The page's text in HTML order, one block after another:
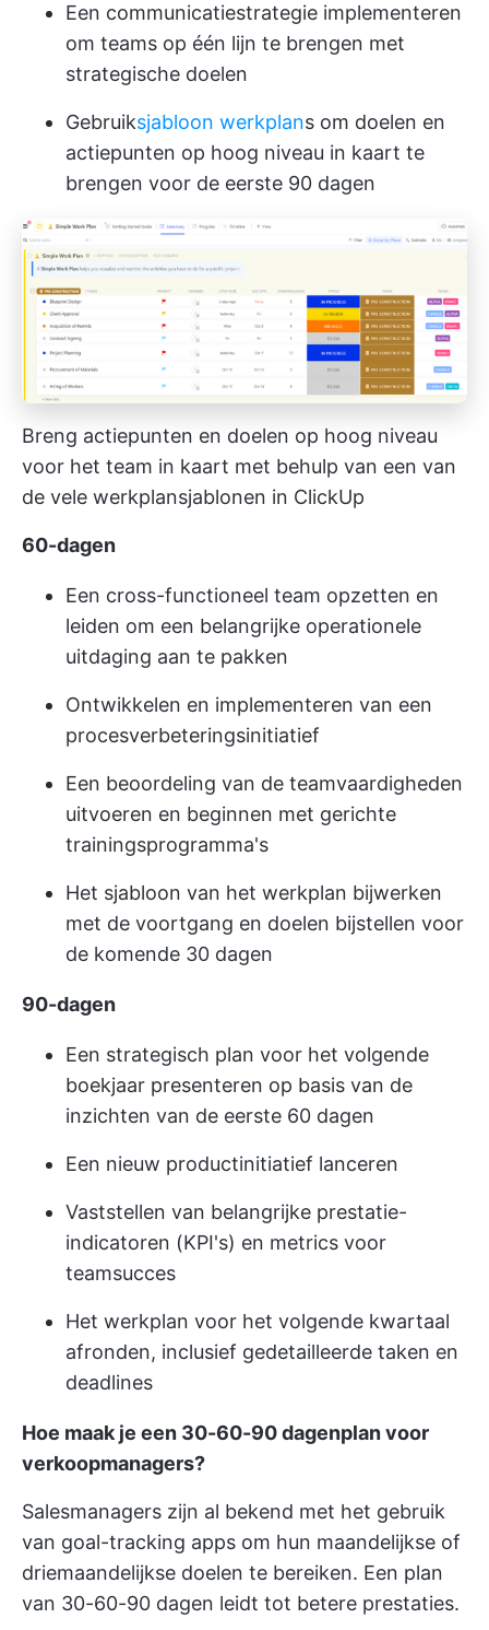
Een communicatiestrategie implementeren
om teams op één lijn te brengen met
strategische doelen
Gebruiksjabloon werkplans om doelen en
actiepunten op hoog niveau in kaart te
brengen voor de eerste 90 dagen
Breng actiepunten en doelen op hoog niveau
voor het team in kaart met behulp van een van
de vele werkplansjablonen in ClickUp
60-dagen
Een cross-functioneel team opzetten en
leiden om een belangrijke operationele
uitdaging aan te pakken
Ontwikkelen en implementeren van een
procesverbeteringsinitiatief
Een beoordeling van de teamvaardigheden
uitvoeren en beginnen met gerichte
trainingsprogramma's
Het sjabloon van het werkplan bijwerken
met de voortgang en doelen bijstellen voor
de komende 30 dagen
90-dagen
Een strategisch plan voor het volgende
boekjaar presenteren op basis van de
inzichten van de eerste 60 dagen
Een nieuw productinitiatief lanceren
Vaststellen van belangrijke prestatie-
indicatoren (KPI's) en metrics voor
teamsucces
Het werkplan voor het volgende kwartaal
afronden, inclusief gedetailleerde taken en
deadlines
Hoe maak je een 30-60-90 dagenplan voor
verkoopmanagers?
Salesmanagers zijn al bekend met het gebruik
van goal-tracking apps om hun maandelijkse of
driemaandelijkse doelen te bereiken. Een plan
van 30-60-90 dagen leidt tot betere prestaties.